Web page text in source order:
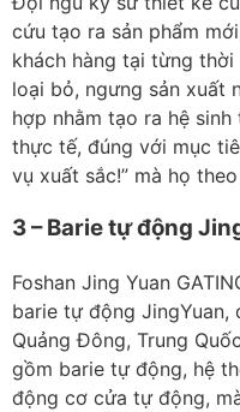
cứu tạo ra sản phẩm
khách hàng tại từng thời
loại bỏ, ngưng sản xuất
hợp nhằm tạo ra hệ
thực tế, đúng với mục
vụ xuất sắc!” mà họ
3 – Barie tự động
Foshan Jing Yuan
barie tự động JingYuan,
Quảng Đông, Trung
gồm barie tự động, hệ
động cơ cửa tự động,